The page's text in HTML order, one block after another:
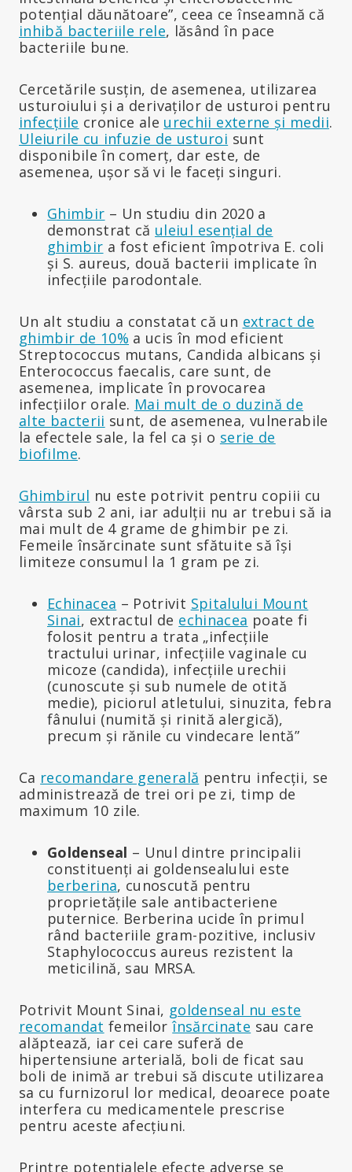
potențial dăunătoare”, ceea ce înseamnă că
inhibă bacteriile rele, lăsând în pace
bacteriile bune.
Cercetările susțin, de asemenea, utilizarea
usturoiului și a derivaților de usturoi pentru
infecțiile cronice ale urechii externe și medii.
Uleiurile cu infuzie de usturoi sunt
disponibile în comerț, dar este, de
asemenea, ușor să vi le faceți singuri.
Ghimbir – Un studiu din 2020 a
demonstrat că uleiul esențial de
ghimbir a fost eficient împotriva E. coli
și S. aureus, două bacterii implicate în
infecțiile parodontale.
Un alt studiu a constatat că un extract de
ghimbir de 10% a ucis în mod eficient
Streptococcus mutans, Candida albicans și
Enterococcus faecalis, care sunt, de
asemenea, implicate în provocarea
infecțiilor orale. Mai mult de o duzină de
alte bacterii sunt, de asemenea, vulnerabile
la efectele sale, la fel ca și o serie de
biofilme.
Ghimbirul nu este potrivit pentru copiii cu
vârsta sub 2 ani, iar adulții nu ar trebui să ia
mai mult de 4 grame de ghimbir pe zi.
Femeile însărcinate sunt sfătuite să își
limiteze consumul la 1 gram pe zi.
Echinacea – Potrivit Spitalului Mount
Sinai, extractul de echinacea poate fi
folosit pentru a trata „infecțiile
tractului urinar, infecțiile vaginale cu
micoze (candida), infecțiile urechii
(cunoscute și sub numele de otită
medie), piciorul atletului, sinuzita, febra
fânului (numită și rinită alergică),
precum și rănile cu vindecare lentă”
Ca recomandare generală pentru infecții, se
administrează de trei ori pe zi, timp de
maximum 10 zile.
Goldenseal – Unul dintre principalii
constituenți ai goldensealului este
berberina, cunoscută pentru
proprietățile sale antibacteriene
puternice. Berberina ucide în primul
rând bacteriile gram-pozitive, inclusiv
Staphylococcus aureus rezistent la
meticilină, sau MRSA.
Potrivit Mount Sinai, goldenseal nu este
recomandat femeilorînsărcinate sau care
alăptează, iar cei care suferă de
hipertensiune arterială, boli de ficat sau
boli de inimă ar trebui să discute utilizarea
sa cu furnizorul lor medical, deoarece poate
interfera cu medicamentele prescrise
pentru aceste afecțiuni.
Printre potențialele efecte adverse se